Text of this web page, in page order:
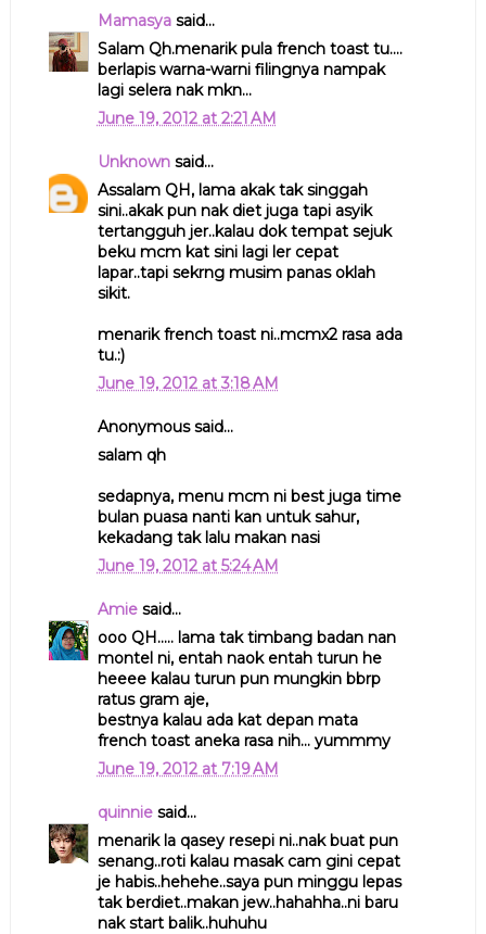
Mamasyasaid...
Salam Qh.menarik pula french toast tu....
berlapis warna-warni filingnya nampak
lagi selera nak mkn...
June 19, 2012 at 2:21 AM
Unknownsaid...
Assalam QH, lama akak tak singgah
sini..akak pun nak diet juga tapi asyik
tertangguh jer..kalau dok tempat sejuk
beku mcm kat sini lagi ler cepat
lapar..tapi sekrng musim panas oklah
sikit.
menarik french toast ni..mcmx2 rasa ada
tu.:)
June 19, 2012 at 3:18 AM
Anonymous said...
salam qh
sedapnya, menu mcm ni best juga time
bulan puasa nanti kan untuk sahur,
kekadang tak lalu makan nasi
June 19, 2012 at 5:24 AM
Amiesaid...
ooo QH..... lama tak timbang badan nan
montel ni, entah naok entah turun he
heeee kalau turun pun mungkin bbrp
ratus gram aje,
bestnya kalau ada kat depan mata
french toast aneka rasa nih... yummmy
June 19, 2012 at 7:19 AM
quinniesaid...
menarik la qasey resepi ni..nak buat pun
senang..roti kalau masak cam gini cepat
je habis..hehehe..saya pun minggu lepas
tak berdiet..makan jew..hahahha..ni baru
nak start balik..huhuhu